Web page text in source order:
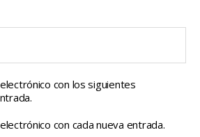
con los siguientes
con cada nueva entrada.